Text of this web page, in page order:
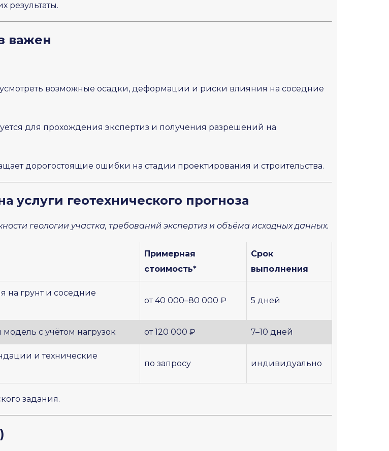
результаты.
важен
возможные осадки, деформации и риски влияния на соседние
для прохождения экспертиз и получения разрешений на
дорогостоящие ошибки на стадии проектирования и строительства.
услуги геотехнического прогноза
геологии участка, требований экспертиз и объёма исходных данных.
Примерная
стоимость*
Срок
выполнения
на грунт и соседние
от 40 000–80 000 ₽ 5 дней
модель с учётом нагрузок от 120 000 ₽ 7–10 дней
и технические
по запросу индивидуально
задания.